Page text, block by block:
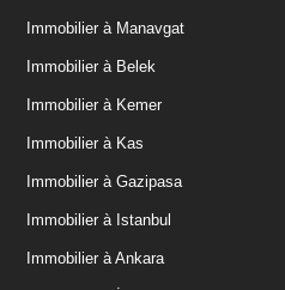
Immobilier à Manavgat
Immobilier à Belek
Immobilier à Kemer
Immobilier à Kas
Immobilier à Gazipasa
Immobilier à Istanbul
Immobilier à Ankara